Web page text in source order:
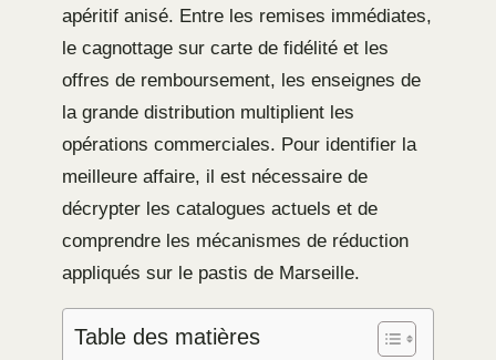
apéritif anisé. Entre les remises immédiates,
le cagnottage sur carte de fidélité et les
offres de remboursement, les enseignes de
la grande distribution multiplient les
opérations commerciales. Pour identifier la
meilleure affaire, il est nécessaire de
décrypter les catalogues actuels et de
comprendre les mécanismes de réduction
appliqués sur le pastis de Marseille.
Table des matières